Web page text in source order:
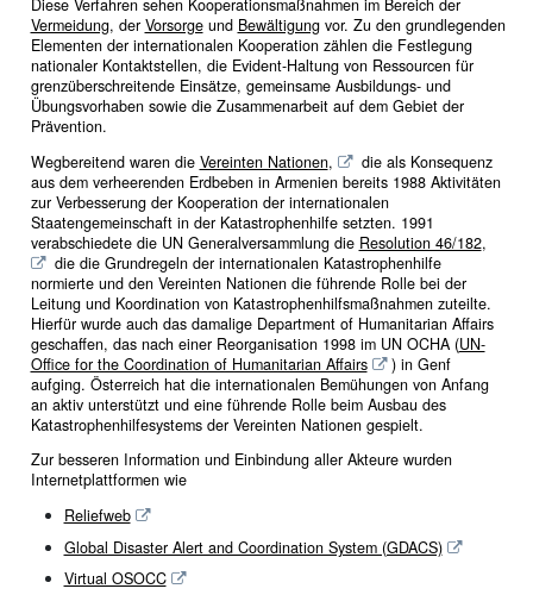
Diese Verfahren sehen Kooperationsmaßnahmen im Bereich der
Vermeidung, der Vorsorgeund Bewältigungvor. Zu den grundlegenden
Elementen der internationalen Kooperation zählen die Festlegung
nationaler Kontaktstellen, die Evident-Haltung von Ressourcen für
grenzüberschreitende Einsätze, gemeinsame Ausbildungs- und
Übungsvorhaben sowie die Zusammenarbeit auf dem Gebiet der
Prävention.
Wegbereitend waren die Vereinten Nationen,
die als Konsequenz
aus dem verheerenden Erdbeben in Armenien bereits 1988 Aktivitäten
zur Verbesserung der Kooperation der internationalen
Staatengemeinschaft in der Katastrophenhilfe setzten. 1991
verabschiedete die UN Generalversammlung die Resolution 46/182,
die die Grundregeln der internationalen Katastrophenhilfe
normierte und den Vereinten Nationen die führende Rolle bei der
Leitung und Koordination von Katastrophenhilfsmaßnahmen zuteilte.
Hierfür wurde auch das damalige Department of Humanitarian Affairs
geschaffen, das nach einer Reorganisation 1998 im UN OCHA (UN-
Office for the Coordination of Humanitarian Affairs
) in Genf
aufging. Österreich hat die internationalen Bemühungen von Anfang
an aktiv unterstützt und eine führende Rolle beim Ausbau des
Katastrophenhilfesystems der Vereinten Nationen gespielt.
Zur besseren Information und Einbindung aller Akteure wurden
Internetplattformen wie
Reliefweb
Global Disaster Alert and Coordination System (GDACS)
Virtual OSOCC